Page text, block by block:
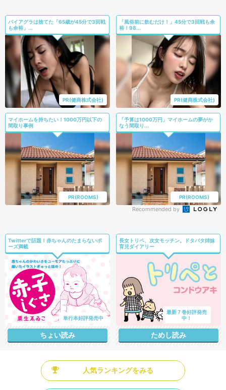
バイアグラは捨てた「65歳が45分で3回戦
も余裕」...
PR(健商株式会社)
「風俗前に飲むだけ！」45分で3回戦も余
裕！98...
PR(健商株式会社)
マイホームを持ちたい！1000万円以下の
間取り事例
PR(ROOMS)
「予算は1000万円」マイホームの夢がか
なう間取り...
PR(ROOMS)
Recommended by
Twitterで話題！赤ちゃんのたまらないポ
ーズ満載
単行本好評発売中
ちょい読み
長女トリペ、次女モッチン。ドタバタ姉妹
育児ダイアリー
最新７巻好評発売
中！
ためし読み
人気ランキングをみる